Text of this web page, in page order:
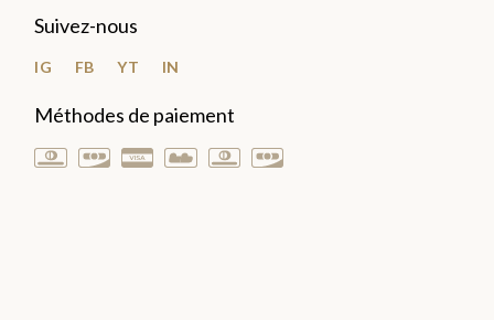
LES
PLA
NTA
TIO
Suivez-nous
IG FB YT IN
Méthodes de paiement